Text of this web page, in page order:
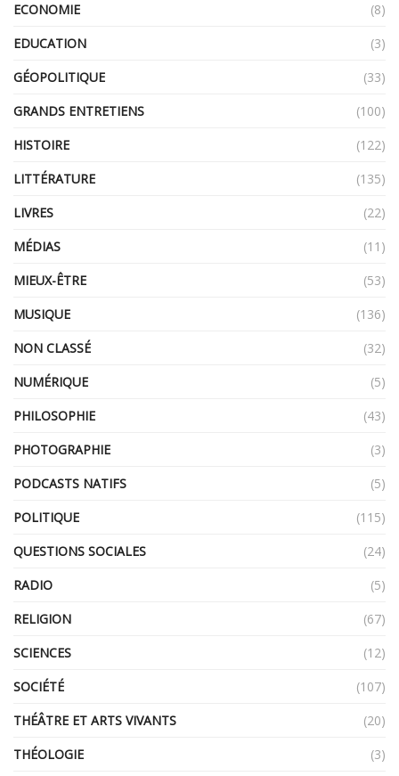
ECONOMIE
(8)
EDUCATION
(3)
GÉOPOLITIQUE
(33)
GRANDS ENTRETIENS
(100)
HISTOIRE
(122)
LITTÉRATURE
(135)
LIVRES
(22)
MÉDIAS
(11)
MIEUX-ÊTRE
(53)
MUSIQUE
(136)
NON CLASSÉ
(32)
NUMÉRIQUE
(5)
PHILOSOPHIE
(43)
PHOTOGRAPHIE
(3)
PODCASTS NATIFS
(5)
POLITIQUE
(115)
QUESTIONS SOCIALES
(24)
RADIO
(5)
RELIGION
(67)
SCIENCES
(12)
SOCIÉTÉ
(107)
THÉÂTRE ET ARTS VIVANTS
(20)
THÉOLOGIE
(3)